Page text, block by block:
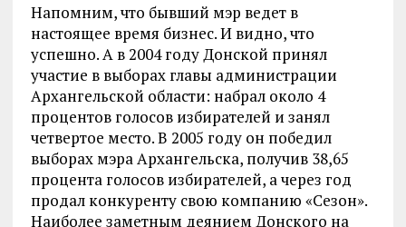
Напомним, что бывший мэр ведет в
настоящее время бизнес. И видно, что
успешно. А в 2004 году Донской принял
участие в выборах главы администрации
Архангельской области: набрал около 4
процентов голосов избирателей и занял
четвертое место. В 2005 году он победил
выборах мэра Архангельска, получив 38,65
процента голосов избирателей, а через год
продал конкуренту свою компанию «Сезон».
Наиболее заметным деянием Донского на